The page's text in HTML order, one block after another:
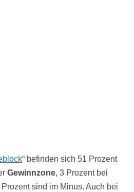
“ befinden sich 51 Prozent
Gewinnzone, 3 Prozent bei
sind im Minus. Auch bei